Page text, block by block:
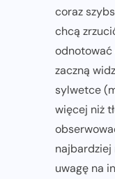
coraz
chcą
odnotować
zaczną
sylwetce
więcej niż
najbardziej
uwagę na